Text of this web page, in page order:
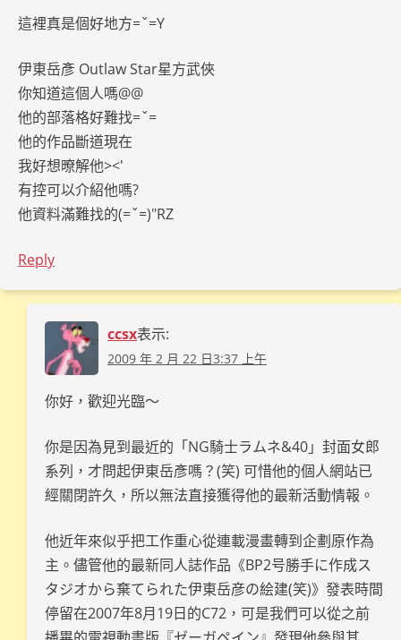
這裡真是個好地方=ˇ=Y
伊東岳彥 Outlaw Star星方武俠
你知道這個人嗎@@
他的部落格好難找=ˇ=
他的作品斷道現在
我好想暸解他><'
有控可以介紹他嗎?
他資料滿難找的(=ˇ=)"RZ
Reply
ccsx表示:
2009 年 2 月 22 日3:37 上午
你好，歡迎光臨～
你是因為見到最近的「NG騎士ラムネ&40」封面女郎
系列，才問起伊東岳彥嗎？(笑) 可惜他的個人網站已
經關閉許久，所以無法直接獲得他的最新活動情報。
他近年來似乎把工作重心從連載漫畫轉到企劃原作為
主。儘管他的最新同人誌作品《BP2号勝手に作成ス
タジオから棄てられた伊東岳彦の絵建(笑)》發表時間
停留在2007年8月19日的C72，可是我們可以從之前